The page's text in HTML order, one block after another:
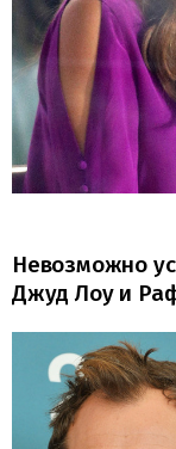
Невозможно
Джуд Лоу и